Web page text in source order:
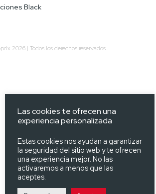
Black
2026 | Todos los derechos reservados.
Las cookies te ofrecen una
experiencia personalizada
Estas cookies nos ayudan a garantizar
la seguridad del sitio web y te ofrecen
una experiencia mejor. No las
activaremos a menos que las
aceptes.